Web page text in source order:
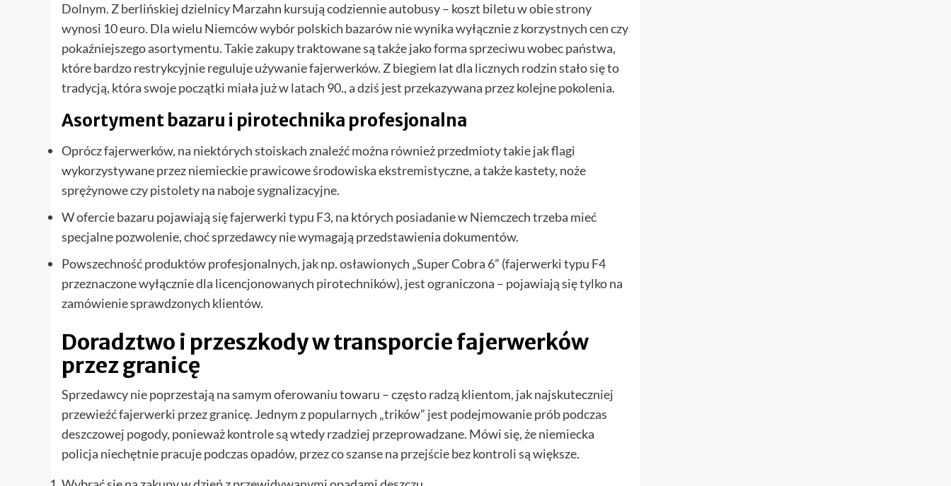
Dolnym. Z berlińskiej dzielnicy Marzahn kursują codziennie autobusy – koszt biletu w obie strony
wynosi 10 euro. Dla wielu Niemców wybór polskich bazarów nie wynika wyłącznie z korzystnych cen czy
pokaźniejszego asortymentu. Takie zakupy traktowane są także jako forma sprzeciwu wobec państwa,
które bardzo restrykcyjnie reguluje używanie fajerwerków. Z biegiem lat dla licznych rodzin stało się to
tradycją, która swoje początki miała już w latach 90., a dziś jest przekazywana przez kolejne pokolenia.
Asortyment bazaru i pirotechnika profesjonalna
Oprócz fajerwerków, na niektórych stoiskach znaleźć można również przedmioty takie jak flagi
wykorzystywane przez niemieckie prawicowe środowiska ekstremistyczne, a także kastety, noże
sprężynowe czy pistolety na naboje sygnalizacyjne.
W ofercie bazaru pojawiają się fajerwerki typu F3, na których posiadanie w Niemczech trzeba mieć
specjalne pozwolenie, choć sprzedawcy nie wymagają przedstawienia dokumentów.
Powszechność produktów profesjonalnych, jak np. osławionych „Super Cobra 6” (fajerwerki typu F4
przeznaczone wyłącznie dla licencjonowanych pirotechników), jest ograniczona – pojawiają się tylko na
zamówienie sprawdzonych klientów.
Doradztwo i przeszkody w transporcie fajerwerków
przez granicę
Sprzedawcy nie poprzestają na samym oferowaniu towaru – często radzą klientom, jak najskuteczniej
przewieźć fajerwerki przez granicę. Jednym z popularnych „trików” jest podejmowanie prób podczas
deszczowej pogody, ponieważ kontrole są wtedy rzadziej przeprowadzane. Mówi się, że niemiecka
policja niechętnie pracuje podczas opadów, przez co szanse na przejście bez kontroli są większe.